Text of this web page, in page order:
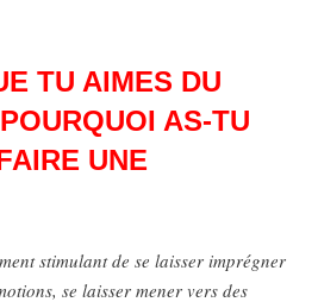
TU AIMES DU
AS-TU
UNE
stimulant de se laisser imprégner
se laisser mener vers des